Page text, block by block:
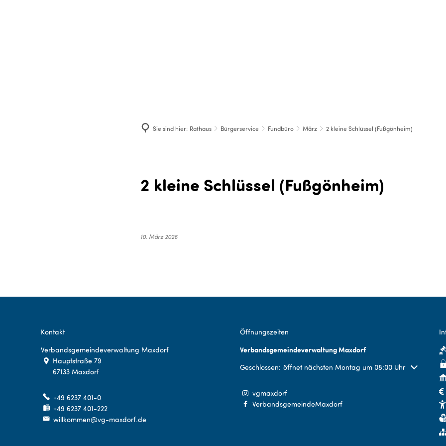
Sie sind hier: Rathaus Bürgerservice Fundbüro März 2 kleine Schlüssel (Fußgönheim)
2 kleine Schlüssel (Fußgönheim)
10. März 2026
Kontakt
Verbandsgemeindeverwaltung Maxdorf
Hauptstraße 79
67133 Maxdorf
+49 6237 401-0
+49 6237 401-222
willkommen@vg-maxdorf.de
Öffnungszeiten
Verbandsgemeindeverwaltung Maxdorf
Klicken, um weitere Öffnungs- oder Schließzeiten auszublenden
Geschlossen: öffnet nächsten Montag um 08:00 Uhr
vgmaxdorf
VerbandsgemeindeMaxdorf